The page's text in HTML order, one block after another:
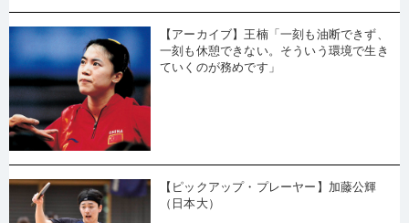
【アーカイブ】王楠「一刻も油断できず、
一刻も休憩できない。そういう環境で生き
ていくのが務めです」
【ピックアップ・プレーヤー】加藤公輝
（日本大）